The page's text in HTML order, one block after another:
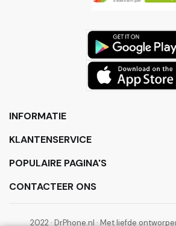
INFORMATIE
KLANTENSERVICE
POPULAIRE PAGINA'S
CONTACTEER ONS
2022 · DrPhone.nl · Met liefde